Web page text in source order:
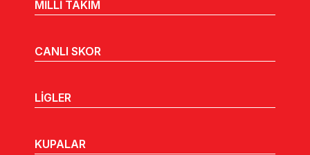
MİLLİ TAKIM
CANLI SKOR
LİGLER
KUPALAR